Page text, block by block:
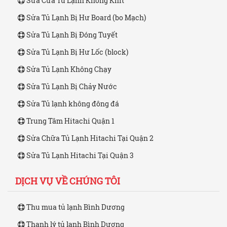
Sửa Tủ Lạnh Bị Hư Board (bo Mạch)
Sửa Tủ Lạnh Bị Đóng Tuyết
Sửa Tủ Lạnh Bị Hư Lốc (block)
Sửa Tủ Lạnh Không Chạy
Sửa Tủ Lạnh Bị Chảy Nước
Sửa Tủ lạnh không đông đá
Trung Tâm Hitachi Quận 1
Sửa Chữa Tủ Lạnh Hitachi Tại Quận 2
Sửa Tủ Lạnh Hitachi Tại Quận 3
DỊCH VỤ VỀ CHÚNG TÔI
Thu mua tủ lạnh Bình Dương
Thanh lý tủ lạnh Bình Dương